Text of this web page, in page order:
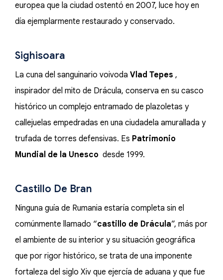
europea que la ciudad ostentó en 2007, luce hoy en
día ejemplarmente restaurado y conservado.
Sighisoara
La cuna del sanguinario voivoda Vlad Tepes ,
inspirador del mito de Drácula, conserva en su casco
histórico un complejo entramado de plazoletas y
callejuelas empedradas en una ciudadela amurallada y
trufada de torres defensivas. Es Patrimonio
Mundial de la Unesco desde 1999.
Castillo De Bran
Ninguna guía de Rumania estaría completa sin el
comúnmente llamado “castillo de Drácula”, más por
el ambiente de su interior y su situación geográfica
que por rigor histórico, se trata de una imponente
fortaleza del siglo Xiv que ejercía de aduana y que fue